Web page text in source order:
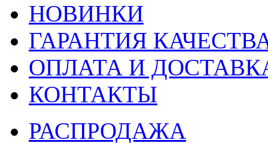
НОВИНКИ
ГАРАНТИЯ
ОПЛАТА И
КОНТАКТЫ
РАСПРОДАЖА